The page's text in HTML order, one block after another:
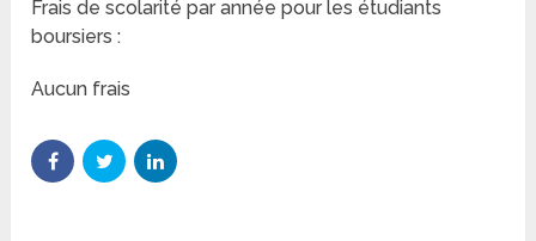
Frais de scolarité par année pour les étudiants
boursiers :
Aucun frais